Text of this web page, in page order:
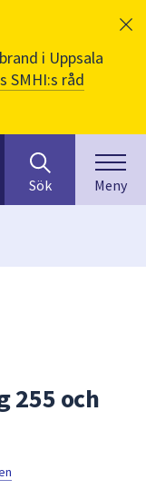
i Uppsala
SMHI:s råd
efter
innehåll
på
sökförslag
under
Sök Meny
255 och